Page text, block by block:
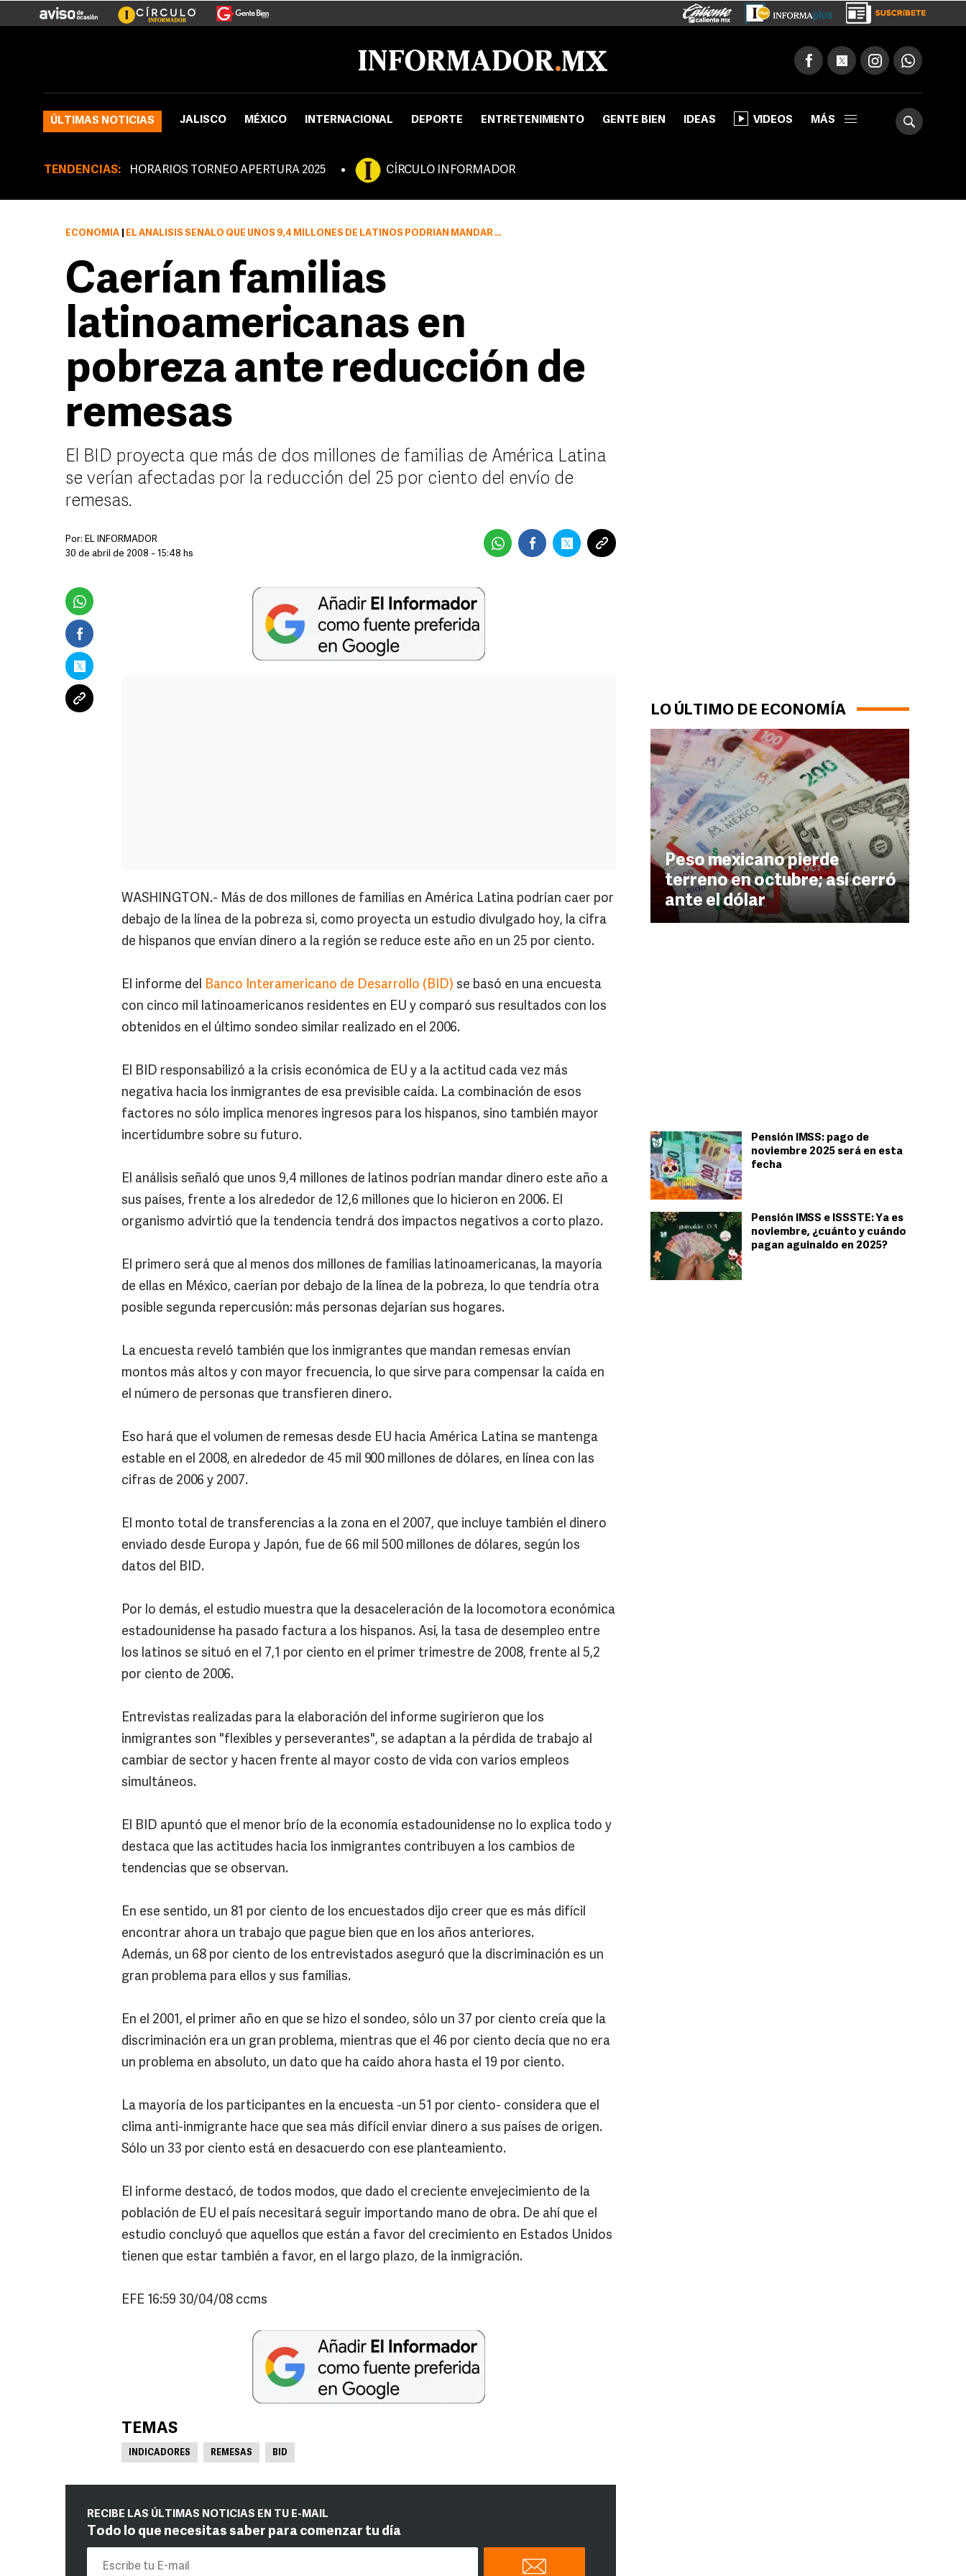
ÚLTIMAS NOTICIAS JALISCO MÉXICO INTERNACIONAL DEPORTE ENTRETENIMIENTO GENTE BIEN IDEAS VIDEOS MÁS
TENDENCIAS: HORARIOS TORNEO APERTURA 2025 CÍRCULO INFORMADOR
LO ÚLTIMO DE ECONOMÍA
Peso mexicano pierde
terreno en octubre; así cerró
ante el dólar
Pensión IMSS: pago de
noviembre 2025 será en esta
fecha
Pensión IMSS e ISSSTE: Ya es
noviembre, ¿cuánto y cuándo
pagan aguinaldo en 2025?
ECONOMÍA EL ANÁLISIS SEÑALÓ QUE UNOS 9,4 MILLONES DE LATINOS PODRÍAN MANDAR DINERO ESTE AÑO A SUS PAÍSES
Caerían familias
latinoamericanas en
pobreza ante reducción de
remesas
El BID proyecta que más de dos millones de familias de América Latina
se verían afectadas por la reducción del 25 por ciento del envío de
remesas.
Por: EL INFORMADOR
30 de abril de 2008 - 15:48 hs
WASHINGTON.- Más de dos millones de familias en América Latina podrían caer por
debajo de la línea de la pobreza si, como proyecta un estudio divulgado hoy, la cifra
de hispanos que envían dinero a la región se reduce este año en un 25 por ciento.
El informe del Banco Interamericano de Desarrollo (BID) se basó en una encuesta
con cinco mil latinoamericanos residentes en EU y comparó sus resultados con los
obtenidos en el último sondeo similar realizado en el 2006.
El BID responsabilizó a la crisis económica de EU y a la actitud cada vez más
negativa hacia los inmigrantes de esa previsible caída. La combinación de esos
factores no sólo implica menores ingresos para los hispanos, sino también mayor
incertidumbre sobre su futuro.
El análisis señaló que unos 9,4 millones de latinos podrían mandar dinero este año a
sus países, frente a los alrededor de 12,6 millones que lo hicieron en 2006. El
organismo advirtió que la tendencia tendrá dos impactos negativos a corto plazo.
El primero será que al menos dos millones de familias latinoamericanas, la mayoría
de ellas en México, caerían por debajo de la línea de la pobreza, lo que tendría otra
posible segunda repercusión: más personas dejarían sus hogares.
La encuesta reveló también que los inmigrantes que mandan remesas envían
montos más altos y con mayor frecuencia, lo que sirve para compensar la caída en
el número de personas que transfieren dinero.
Eso hará que el volumen de remesas desde EU hacia América Latina se mantenga
estable en el 2008, en alrededor de 45 mil 900 millones de dólares, en línea con las
cifras de 2006 y 2007.
El monto total de transferencias a la zona en el 2007, que incluye también el dinero
enviado desde Europa y Japón, fue de 66 mil 500 millones de dólares, según los
datos del BID.
Por lo demás, el estudio muestra que la desaceleración de la locomotora económica
estadounidense ha pasado factura a los hispanos. Así, la tasa de desempleo entre
los latinos se situó en el 7,1 por ciento en el primer trimestre de 2008, frente al 5,2
por ciento de 2006.
Entrevistas realizadas para la elaboración del informe sugirieron que los
inmigrantes son "flexibles y perseverantes", se adaptan a la pérdida de trabajo al
cambiar de sector y hacen frente al mayor costo de vida con varios empleos
simultáneos.
El BID apuntó que el menor brío de la economía estadounidense no lo explica todo y
destaca que las actitudes hacia los inmigrantes contribuyen a los cambios de
tendencias que se observan.
En ese sentido, un 81 por ciento de los encuestados dijo creer que es más difícil
encontrar ahora un trabajo que pague bien que en los años anteriores.
Además, un 68 por ciento de los entrevistados aseguró que la discriminación es un
gran problema para ellos y sus familias.
En el 2001, el primer año en que se hizo el sondeo, sólo un 37 por ciento creía que la
discriminación era un gran problema, mientras que el 46 por ciento decía que no era
un problema en absoluto, un dato que ha caído ahora hasta el 19 por ciento.
La mayoría de los participantes en la encuesta -un 51 por ciento- considera que el
clima anti-inmigrante hace que sea más difícil enviar dinero a sus países de origen.
Sólo un 33 por ciento está en desacuerdo con ese planteamiento.
El informe destacó, de todos modos, que dado el creciente envejecimiento de la
población de EU el país necesitará seguir importando mano de obra. De ahí que el
estudio concluyó que aquellos que están a favor del crecimiento en Estados Unidos
tienen que estar también a favor, en el largo plazo, de la inmigración.
EFE 16:59 30/04/08 ccms
TEMAS
INDICADORES REMESAS BID
RECIBE LAS ÚLTIMAS NOTICIAS EN TU E-MAIL
Todo lo que necesitas saber para comenzar tu día